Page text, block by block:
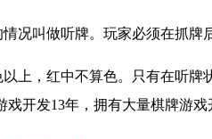
况叫做听牌。玩家必须在抓牌
上，红中不算色。只有在听
戏开发13年，拥有大量棋牌游戏